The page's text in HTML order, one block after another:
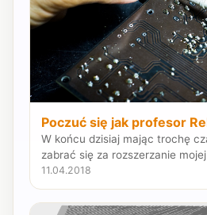
Poczuć się jak profesor
W końcu dzisiaj mając trochę
zabrać się za rozszerzanie
11.04.2018